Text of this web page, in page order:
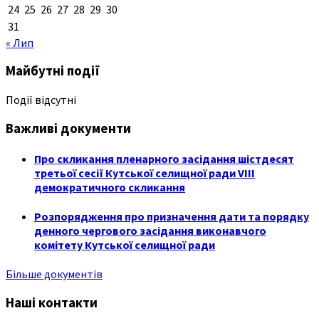
24 25 26 27 28 29 30
31
« Лип
Майбутні події
Події відсутні
Важливі документи
Про скликання пленарного засідання шістдесят
третьої сесії Кутської селищної ради VIII
демократичного скликання
Розпорядження про призначення дати та порядку
денного чергового засідання виконавчого
комітету Кутської селищної ради
Більше документів
Наші контакти